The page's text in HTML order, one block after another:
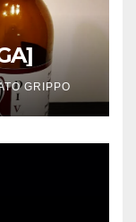
GRIPPO